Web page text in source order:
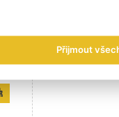
Přijmout